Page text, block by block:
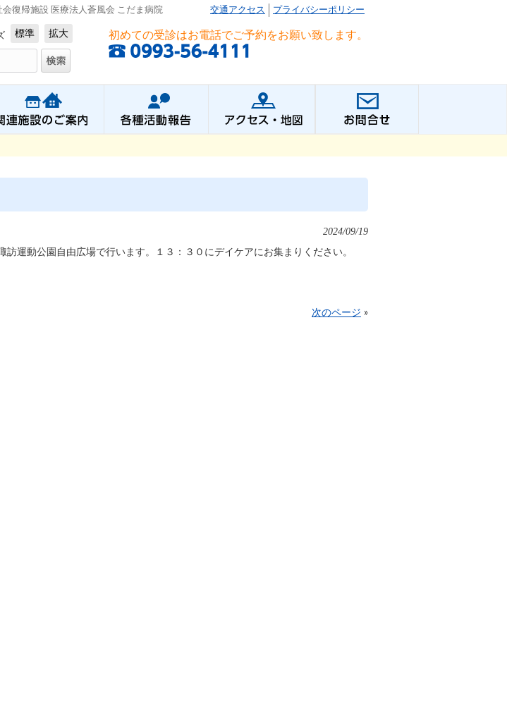
復帰施設 医療法人蒼風会 こだま病院 交通アクセス プライバシーポリシー
標準 拡大 初めての受診はお電話でご予約をお願い致します。
2024/09/19
訪運動公園自由広場で行います。１３：３０にデイケアにお集まりください。
次のページ »